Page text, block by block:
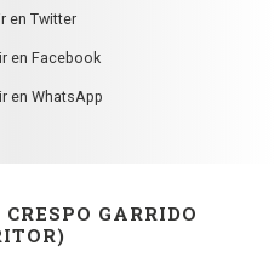
en Twitter
en Facebook
en WhatsApp
GARRIDO